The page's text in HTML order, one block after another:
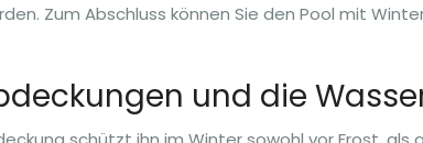
Zum Abschluss können Sie den Pool mit
und die